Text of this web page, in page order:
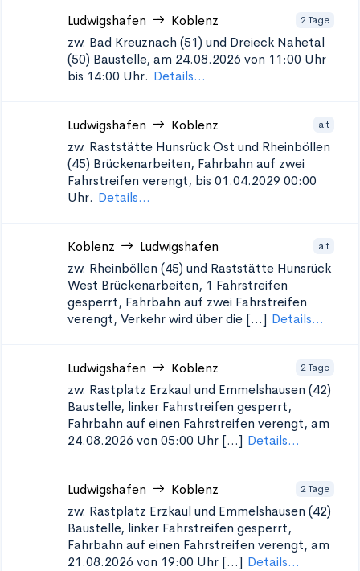
Ludwigshafen Koblenz 2 Tage
zw. Bad Kreuznach (51) und Dreieck Nahetal
(50) Baustelle, am 24.08.2026 von 11:00 Uhr
bis 14:00 Uhr. Details...
Ludwigshafen Koblenz alt
zw. Raststätte Hunsrück Ost und Rheinböllen
(45) Brückenarbeiten, Fahrbahn auf zwei
Fahrstreifen verengt, bis 01.04.2029 00:00
Uhr. Details...
Koblenz Ludwigshafen alt
zw. Rheinböllen (45) und Raststätte Hunsrück
West Brückenarbeiten, 1 Fahrstreifen
gesperrt, Fahrbahn auf zwei Fahrstreifen
verengt, Verkehr wird über die [...] Details...
Ludwigshafen Koblenz 2 Tage
zw. Rastplatz Erzkaul und Emmelshausen (42)
Baustelle, linker Fahrstreifen gesperrt,
Fahrbahn auf einen Fahrstreifen verengt, am
24.08.2026 von 05:00 Uhr [...] Details...
Ludwigshafen Koblenz 2 Tage
zw. Rastplatz Erzkaul und Emmelshausen (42)
Baustelle, linker Fahrstreifen gesperrt,
Fahrbahn auf einen Fahrstreifen verengt, am
21.08.2026 von 19:00 Uhr [...] Details...